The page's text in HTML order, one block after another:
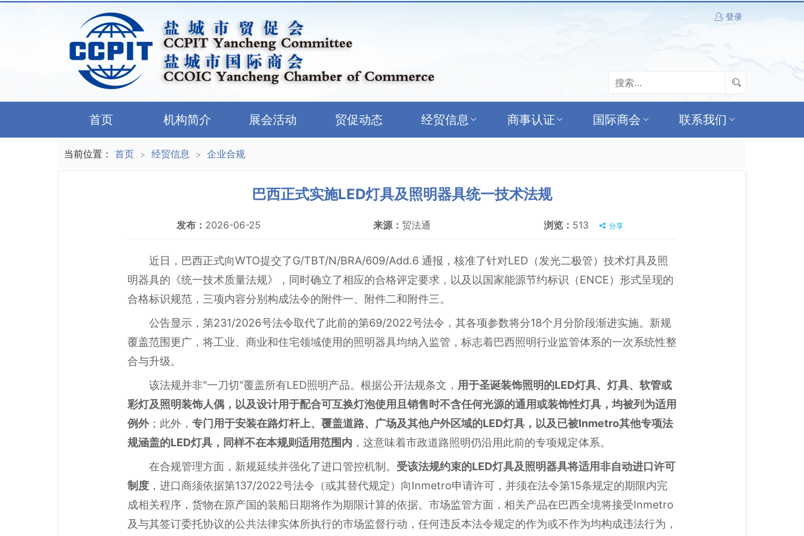
登录
首页 机构简介 展会活动 贸促动态 经贸信息 商事认证 国际商会 联系我们
当前位置： 首页 > 经贸信息 > 企业合规
巴西正式实施LED灯具及照明器具统一技术法规
发布： 2026-06-25 来源： 贸法通 浏览： 513 分享
近日，巴西正式向WTO提交了G/TBT/N/BRA/609/Add.6 通报，核准了针对LED（发光二极管）技术灯具及照
明器具的《统一技术质量法规》，同时确立了相应的合格评定要求，以及以国家能源节约标识（ENCE）形式呈现的
合格标识规范，三项内容分别构成法令的附件一、附件二和附件三。
公告显示，第231/2026号法令取代了此前的第69/2022号法令，其各项参数将分18个月分阶段渐进实施。新规
覆盖范围更广，将工业、商业和住宅领域使用的照明器具均纳入监管，标志着巴西照明行业监管体系的一次系统性整
合与升级。
该法规并非"一刀切"覆盖所有LED照明产品。根据公开法规条文， 用于圣诞装饰照明的LED灯具、灯具、软管或
彩灯及照明装饰人偶，以及设计用于配合可互换灯泡使用且销售时不含任何光源的通用或装饰性灯具，均被列为适用
例外；此外， 专门用于安装在路灯杆上、覆盖道路、广场及其他户外区域的LED灯具，以及已被Inmetro其他专项法
规涵盖的LED灯具，同样不在本规则适用范围内 ，这意味着市政道路照明仍沿用此前的专项规定体系。
在合规管理方面，新规延续并强化了进口管控机制。 受该法规约束的LED灯具及照明器具将适用非自动进口许可
制度 ，进口商须依据第137/2022号法令（或其替代规定）向Inmetro申请许可，并须在法令第15条规定的期限内完
成相关程序，货物在原产国的装船日期将作为期限计算的依据。市场监管方面，相关产品在巴西全境将接受Inmetro
及与其签订委托协议的公共法律实体所执行的市场监督行动，任何违反本法令规定的作为或不作为均构成违法行为，